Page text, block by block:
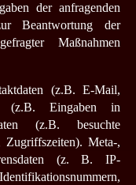
der anfragenden
Beantwortung der
Maßnahmen
(z.B. E-Mail,
(z.B. Eingaben in
(z.B. besuchte
Zugriffszeiten). Meta-,
(z. B. IP-